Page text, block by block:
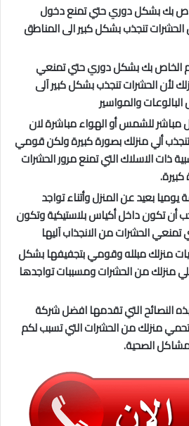
بك بشكل دوري حتي تمنع دخول
الحشرات تنجذب بشكل كبير الى المناطق
الخاص بك بشكل دوري حتي تمنعي
لأن الحشرات تنجذب بشكل كبير آلى
والمواسير
مباشر للشمس أو الهواء مباشرة لان
ألي منزلك بصورة كبيرة ولكن قومي
ذات الاسلاك التي تمنع مرور الحشرات
بعيد عن المنزل وأتناء تواجد
أن تكون داخل أكياس بلاستيكية وتكون
الحشرات من الانجذاب آليها
منزلك مبلله وقومي بتجفيفها بشكل
منزلك من الحشرات ومسببات تواجدها
النصائح التي تقدمها افضل شركة
منزلك من الحشرات التي تسبب لكم
الصحية.